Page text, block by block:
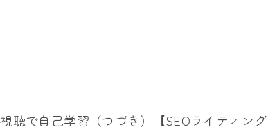
聴で自己学習（つづき）【SEOライティング